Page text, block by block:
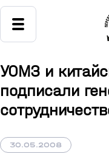
УОМЗ и
подписали
30.05.2008